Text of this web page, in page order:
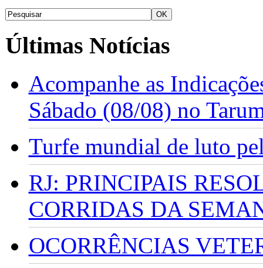
Últimas Notícias
Acompanhe as
Sábado (08/08) no
Turfe mundial de luto
RJ: PRINCIPAIS
CORRIDAS DA
OCORRÊNCIAS